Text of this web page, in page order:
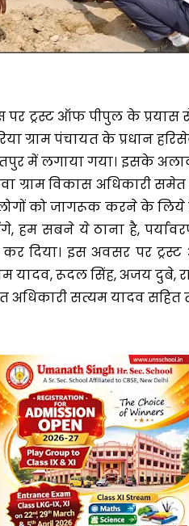
पर ट्रस्ट ऑफ पीपुल के
ग्राम पंचायत के प्रधान
में लगाया गया। इसके
ग्राम विकास अधिकारी
को जागरूक करने के लिये
हम सबने ये ठाना है,
दिया। इस अवसर पर
यादव, रूदल सिंह, अजय दुबे,
अधिकारी सत्यम यादव